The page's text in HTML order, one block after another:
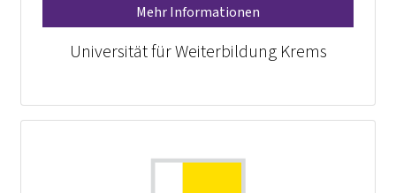
Mehr Informationen
Universität für Weiterbildung Krems